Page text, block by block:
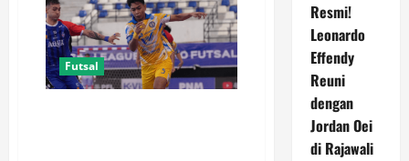
Futsal
Resmi!
Leonardo
Effendy
Reuni
dengan
Jordan Oei
di Rajawali